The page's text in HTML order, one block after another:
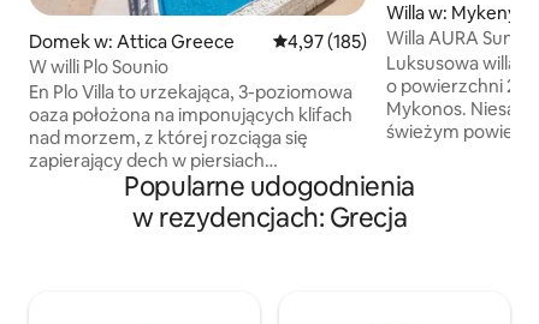
Domek w: Attica Greece Średnia ocena: 4,97 na 5, liczba
4,97 (185)
W willi Plo Sounio
En Plo Villa to urzekająca, 3-poziomowa
oaza położona na imponujących klifach
nad morzem, z której rozciąga się
zapierający dech w piersiach
panoramiczny widok. Ten idylliczny
zakątek jest dogodnie położony,
zaledwie 30 minut od lotniska i 50 minut
Willa w: Mykeny
Willa AURA
Luksusowa willa,
o powierzchni
Mykonos. Niesamowita przestrzeń na
świeżym
krawędzi, w pełni
na świeżym
DOM GŁÓWNY: 3 sypialnie dwuosobowe
Popularne udogodnienia
w rezydencjach: Grecja